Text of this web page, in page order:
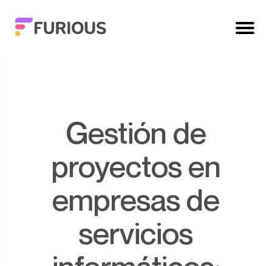
Gestión de
proyectos en
empresas de
servicios